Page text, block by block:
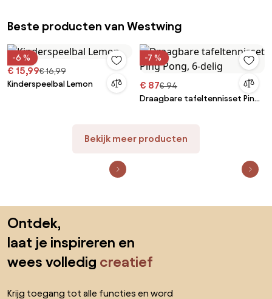
Minuten Montage
Indoor Outdoor Hockeydoel
met Net, Wit/Rood, Training
Beste producten van Westwing
-6 %
€ 15,99€ 16,99
Kinderspeelbal Lemon
-7 %
€ 87€ 94
Draagbare tafeltennisset Ping
Bekijk meer producten
Ontdek,
laat je inspireren en
wees volledig creatief
Krijg toegang tot alle functies en word